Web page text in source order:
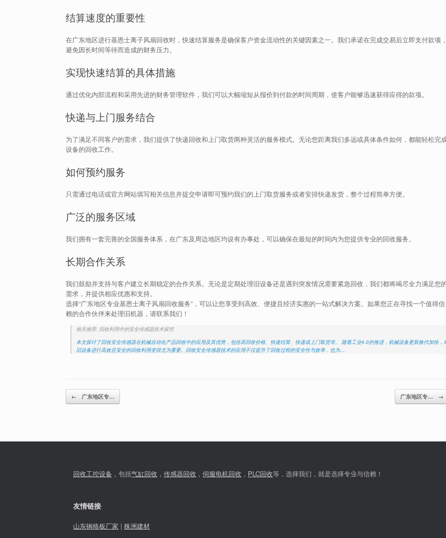
结算速度的重要性
在广东地区进行基恩士离子风扇回收时，快速结算服务是确保客户资金流动性的关键因素之一。我们承诺在完成交易后立即支付款项
避免因长时间等待而造成的财务压力。
实现快速结算的具体措施
通过优化内部流程和采用先进的财务管理软件，我们可以大幅缩短从报价到付款的时间周期，使客户能够迅速获得应得的款项。
快递与上门服务结合
为了满足不同客户的需求，我们提供了快递回收和上门取货两种灵活的服务模式。无论您距离我们多远或具体条件如何，都能轻松完
设备的回收工作。
如何预约服务
只需通过电话或官方网站填写相关信息并提交申请即可预约我们的上门取货服务或者安排快递发货，整个过程简单方便。
广泛的服务区域
我们拥有一套完善的全国服务体系，在广东及周边地区均设有办事处，可以确保在最短的时间内为您提供专业的回收服务。
长期合作关系
我们鼓励并支持与客户建立长期稳定的合作关系。无论是定期处理旧设备还是遇到突发情况需要紧急回收，我们都将竭尽全力满足您
需求，并提供相应优惠和支持。
选择“广东地区专业基恩士离子风扇回收服务”，可以让您享受到高效、便捷且经济实惠的一站式解决方案。如果您正在寻找一个值得信
赖的合作伙伴来处理旧机器，请联系我们！
相关推荐: 回收利用中的安全传感器技术探究
本文探讨了回收安全传感器在机械自动化产品回收中的应用及其优势，包括高回收价格、快速结算、快递或上门取货等。 随着工业4.0的推进，机械设备更新换代加快，
旧设备进行高效且安全的回收利用变得尤为重要。回收安全传感器技术的应用不仅提升了回收过程的安全性与效率，也为…
Post navigation
← 广东地区专… 广东地区专… →
回收工控设备 ，包括气缸回收 ， 传感器回收 ， 伺服电机回收 ， PLC回收等，选择我们，就是选择专业与信赖！
友情链接
山东钢格板厂家 | 株洲建材